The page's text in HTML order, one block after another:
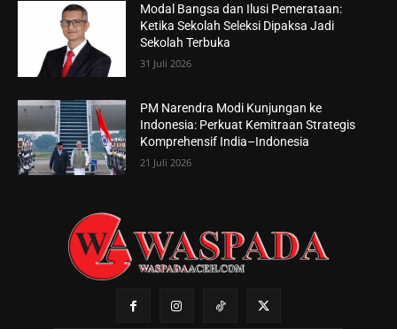
Modal Bangsa dan Ilusi Pemerataan:
Ketika Sekolah Seleksi Dipaksa Jadi
Sekolah Terbuka
31 Juli 2026
PM Narendra Modi Kunjungan ke
Indonesia: Perkuat Kemitraan Strategis
Komprehensif India–Indonesia
21 Juli 2026